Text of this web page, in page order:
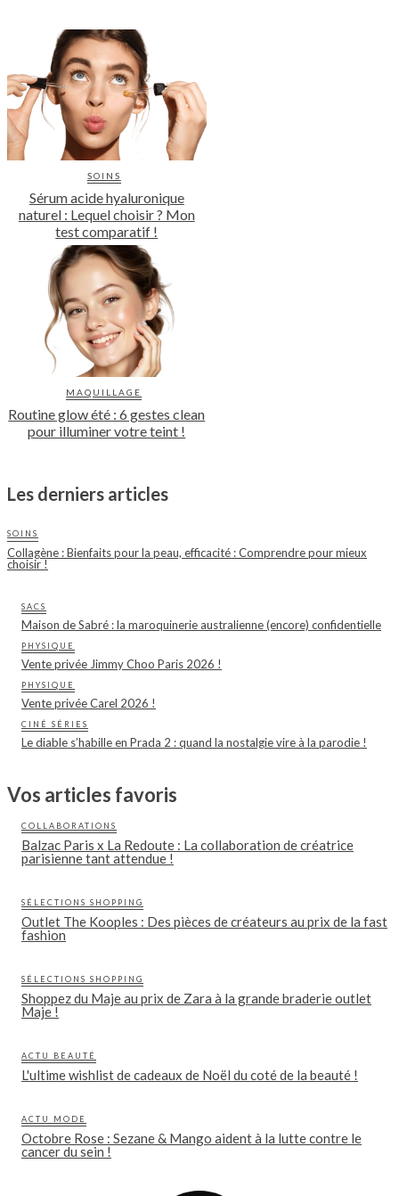
SOINS
Sérum acide hyaluronique
naturel : Lequel choisir ? Mon
test comparatif !
MAQUILLAGE
Routine glow été : 6 gestes clean
pour illuminer votre teint !
Les derniers articles
SOINS
Collagène : Bienfaits pour la peau, efficacité : Comprendre pour mieux
choisir !
SACS
Maison de Sabré : la maroquinerie australienne (encore) confidentielle
PHYSIQUE
Vente privée Jimmy Choo Paris 2026 !
PHYSIQUE
Vente privée Carel 2026 !
CINÉ SÉRIES
Le diable s’habille en Prada 2 : quand la nostalgie vire à la parodie !
Vos articles favoris
COLLABORATIONS
Balzac Paris x La Redoute : La collaboration de créatrice
parisienne tant attendue !
SÉLECTIONS SHOPPING
Outlet The Kooples : Des pièces de créateurs au prix de la fast
fashion
SÉLECTIONS SHOPPING
Shoppez du Maje au prix de Zara à la grande braderie outlet
Maje !
ACTU BEAUTÉ
L'ultime wishlist de cadeaux de Noël du coté de la beauté !
ACTU MODE
Octobre Rose : Sezane & Mango aident à la lutte contre le
cancer du sein !